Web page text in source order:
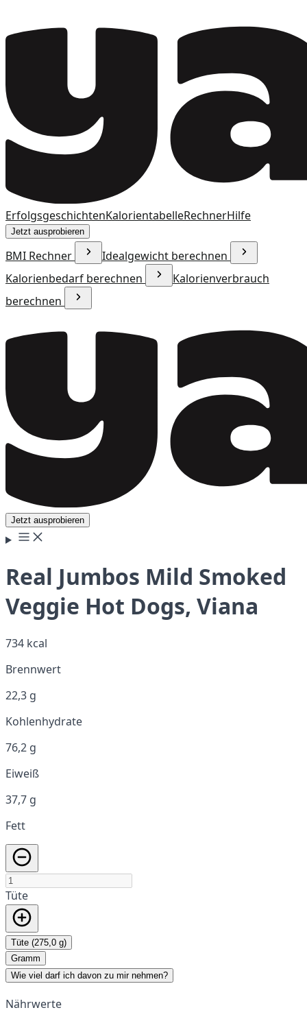
ErfolgsgeschichtenKalorientabelleRechnerHilfe
Jetzt ausprobieren
BMI Rechner
Idealgewicht berechnen
Kalorienbedarf berechnen
Kalorienverbrauch
berechnen
Jetzt ausprobieren
Real Jumbos Mild Smoked
Veggie Hot Dogs, Viana
734 kcal
Brennwert
22,3 g
Kohlenhydrate
76,2 g
Eiweiß
37,7 g
Fett
Tüte
Tüte (275,0 g)
Gramm
Wie viel darf ich davon zu mir nehmen?
Nährwerte